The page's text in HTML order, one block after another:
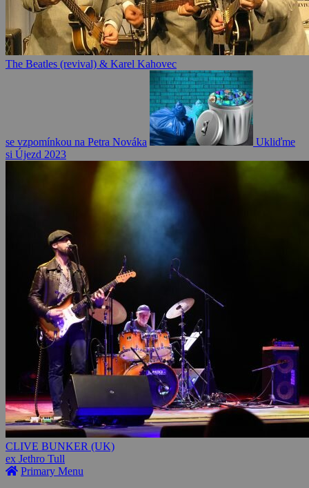
The Beatles (revival) & Karel Kahovec
se vzpomínkou na Petra Nováka
Ukliďme
si Újezd 2023
CLIVE BUNKER (UK)
ex Jethro Tull
Primary Menu